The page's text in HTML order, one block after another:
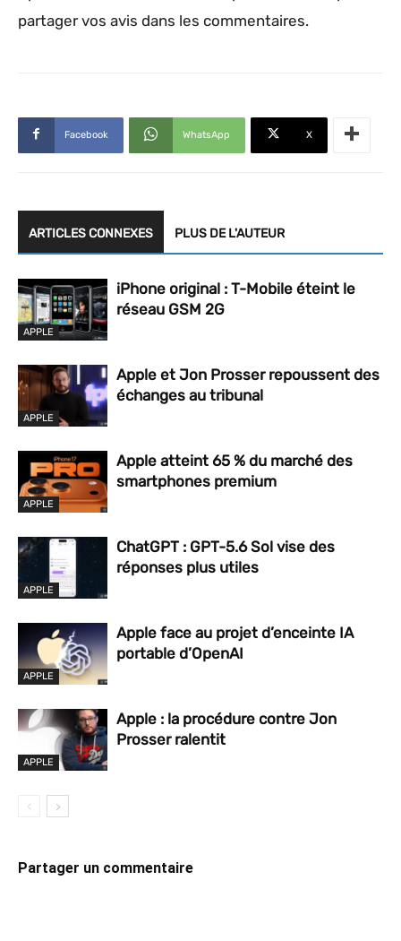
partager vos avis dans les commentaires.
Facebook WhatsApp X
ARTICLES CONNEXES PLUS DE L'AUTEUR
APPLE
iPhone original : T-Mobile éteint le
réseau GSM 2G
APPLE
Apple et Jon Prosser repoussent des
échanges au tribunal
APPLE
Apple atteint 65 % du marché des
smartphones premium
APPLE
ChatGPT : GPT-5.6 Sol vise des
réponses plus utiles
APPLE
Apple face au projet d’enceinte IA
portable d’OpenAI
APPLE
Apple : la procédure contre Jon
Prosser ralentit
Partager un commentaire